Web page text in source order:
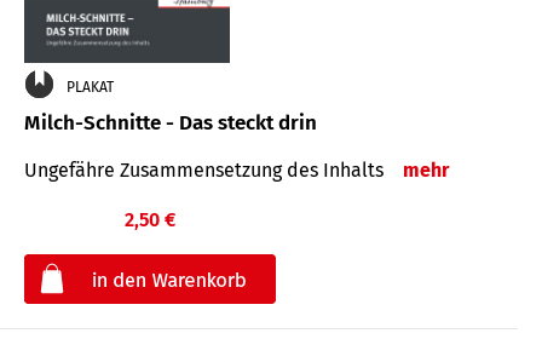
PLAKAT
Milch-Schnitte - Das steckt drin
Ungefähre Zu­sammen­setzung des Inhalts mehr
2,50 €